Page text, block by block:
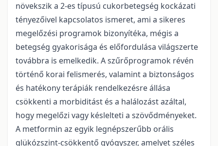
növekszik a 2-es típusú cukorbetegség kockázati
tényezőivel kapcsolatos ismeret, ami a sikeres
megelőzési programok bizonyítéka, mégis a
betegség gyakorisága és előfordulása világszerte
továbbra is emelkedik. A szűrőprogramok révén
történő korai felismerés, valamint a biztonságos
és hatékony terápiák rendelkezésre állása
csökkenti a morbiditást és a halálozást azáltal,
hogy megelőzi vagy késlelteti a szövődményeket.
A metformin az egyik legnépszerűbb orális
glükózszint-csökkentő gyógyszer, amelyet széles